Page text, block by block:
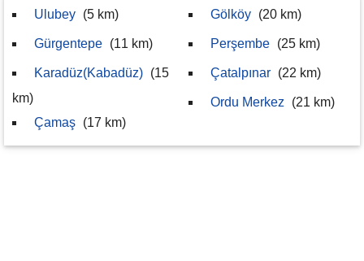
Ulubey (5 km)
Gürgentepe (11 km)
Karadüz(Kabadüz) (15
km)
Çamaş (17 km)
Gölköy (20 km)
Perşembe (25 km)
Çatalpınar (22 km)
Ordu Merkez (21 km)